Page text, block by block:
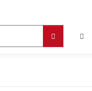
Hobby & Freizeit